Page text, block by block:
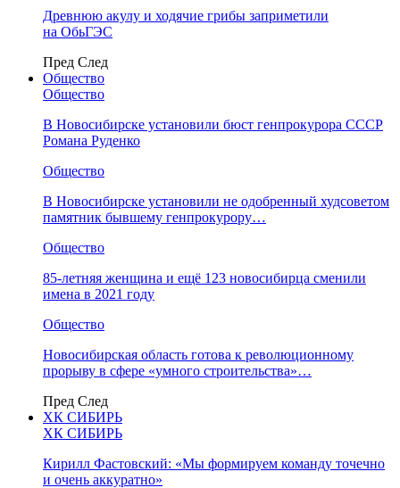
Древнюю акулу и ходячие грибы заприметили
на ОбьГЭС
Пред След
Общество
Общество
В Новосибирске установили бюст генпрокурора СССР
Романа Руденко
Общество
В Новосибирске установили не одобренный худсоветом
памятник бывшему генпрокурору…
Общество
85-летняя женщина и ещё 123 новосибирца сменили
имена в 2021 году
Общество
Новосибирская область готова к революционному
прорыву в сфере «умного строительства»…
Пред След
ХК СИБИРЬ
ХК СИБИРЬ
Кирилл Фастовский: «Мы формируем команду точечно
и очень аккуратно»